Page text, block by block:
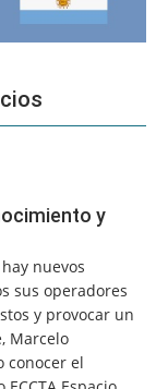
y
hay nuevos
sus operadores
y provocar un
Marcelo
conocer el